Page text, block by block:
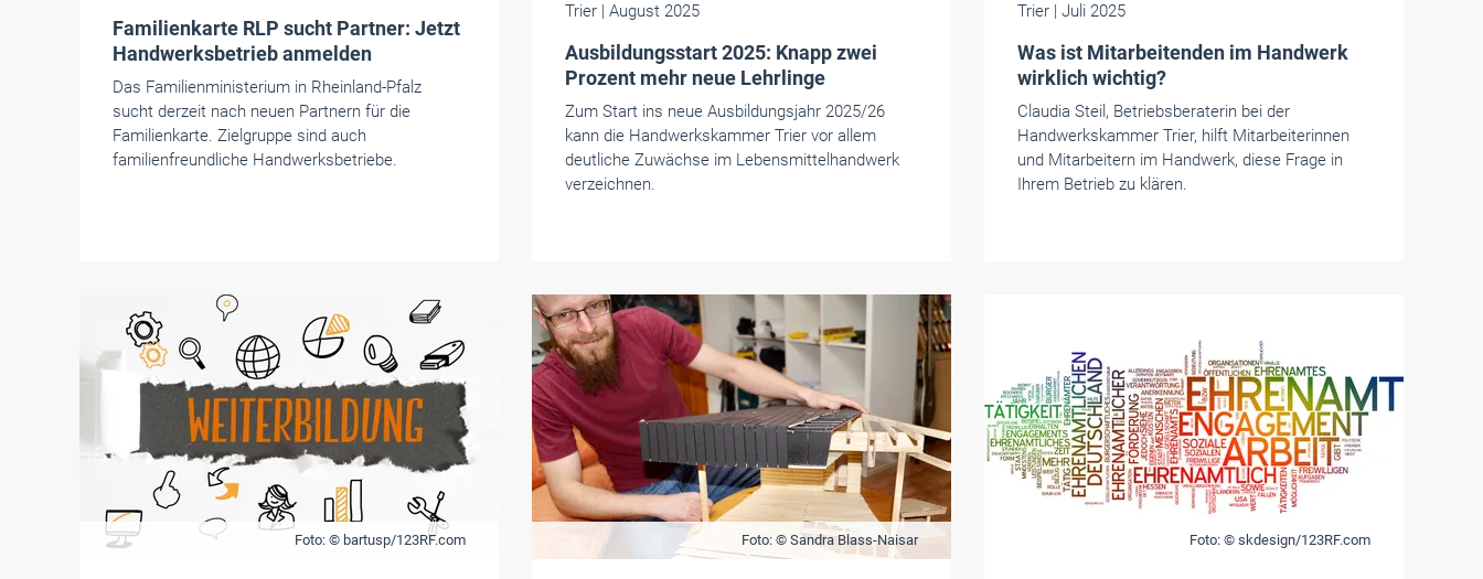
Familienkarte RLP sucht Partner: Jetzt
Handwerksbetrieb anmelden
Das Familienministerium in Rheinland-Pfalz
sucht derzeit nach neuen Partnern für die
Familienkarte. Zielgruppe sind auch
familienfreundliche Handwerksbetriebe.
Trier | August 2025
Ausbildungsstart 2025: Knapp zwei
Prozent mehr neue Lehrlinge
Zum Start ins neue Ausbildungsjahr 2025/26
kann die Handwerkskammer Trier vor allem
deutliche Zuwächse im Lebensmittelhandwerk
verzeichnen.
Trier | Juli 2025
Was ist Mitarbeitenden im Handwerk
wirklich wichtig?
Claudia Steil, Betriebsberaterin bei der
Handwerkskammer Trier, hilft Mitarbeiterinnen
und Mitarbeitern im Handwerk, diese Frage in
Ihrem Betrieb zu klären.
Foto: © bartusp/123RF.com Foto: © Sandra Blass-Naisar Foto: © skdesign/123RF.com